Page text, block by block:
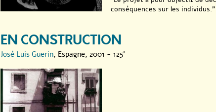
conséquences sur les
EN CONSTRUCTION
José Luis Guerin, Espagne, 2001 - 125'